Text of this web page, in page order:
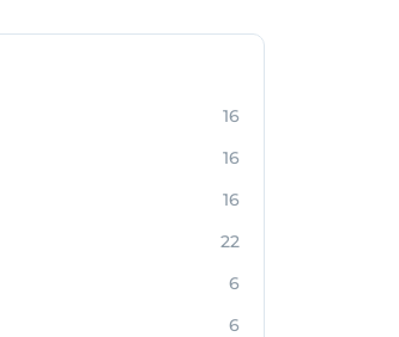
16
16
16
22
6
6